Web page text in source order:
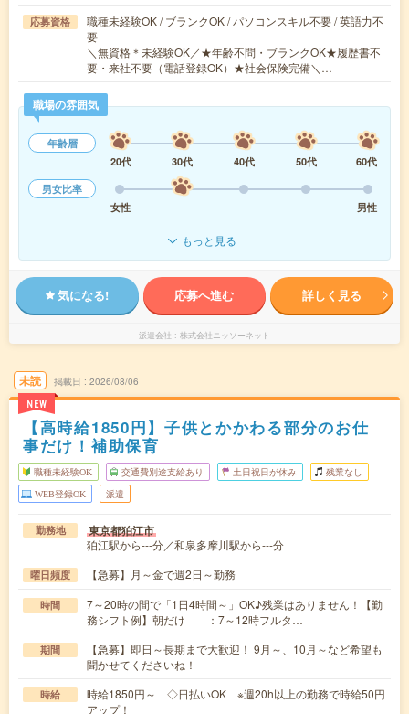
応募資格
職種未経験OK / ブランクOK / パソコンスキル不要 / 英語力不
要
＼無資格＊未経験OK／★年齢不問・ブランクOK★履歴書不
要・来社不要（電話登録OK）★社会保険完備＼…
職場の雰囲気
年齢層
20代
30代 40代 50代
60代
男女比率
女性
男性
もっと見る
気になる! 応募へ進む 詳しく見る
派遣会社 株式会社ニッソーネット
未読
NEW
掲載日 2026/08/06
【高時給1850円】子供とかかわる部分のお仕
事だけ！補助保育
職種未経験OK 交通費別途支給あり 土日祝日が休み 残業なし
WEB登録OK 派遣
勤務地 東京都狛江市
狛江駅から---分／和泉多摩川駅から---分
曜日頻度 【急募】月～金で週2日～勤務
時間
7～20時の間で「1日4時間～」OK♪残業はありません！【勤
務シフト例】朝だけ ：7～12時フルタ…
期間
【急募】即日～長期まで大歓迎！ 9月～、10月～など希望も
聞かせてくださいね！
時給
時給1850円～ ◇日払いOK ※週20h以上の勤務で時給50円
アップ！